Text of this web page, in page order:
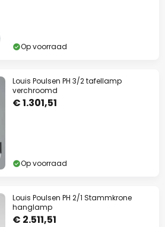
Op voorraad
Louis Poulsen PH 3/2 tafellamp
verchroomd
€ 1.301,51
Op voorraad
Louis Poulsen PH 2/1 Stammkrone
hanglamp
€ 2.511,51